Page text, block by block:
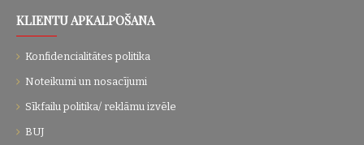
KLIENTU APKALPOŠANA
Konfidencialitātes politika
Noteikumi un nosacījumi
Sīkfailu politika/ reklāmu izvēle
BUJ